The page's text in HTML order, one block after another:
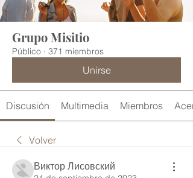
Grupo Misitio
Público · 371 miembros
Unirse
Discusión Multimedia Miembros
Volver
Виктор Лисовский